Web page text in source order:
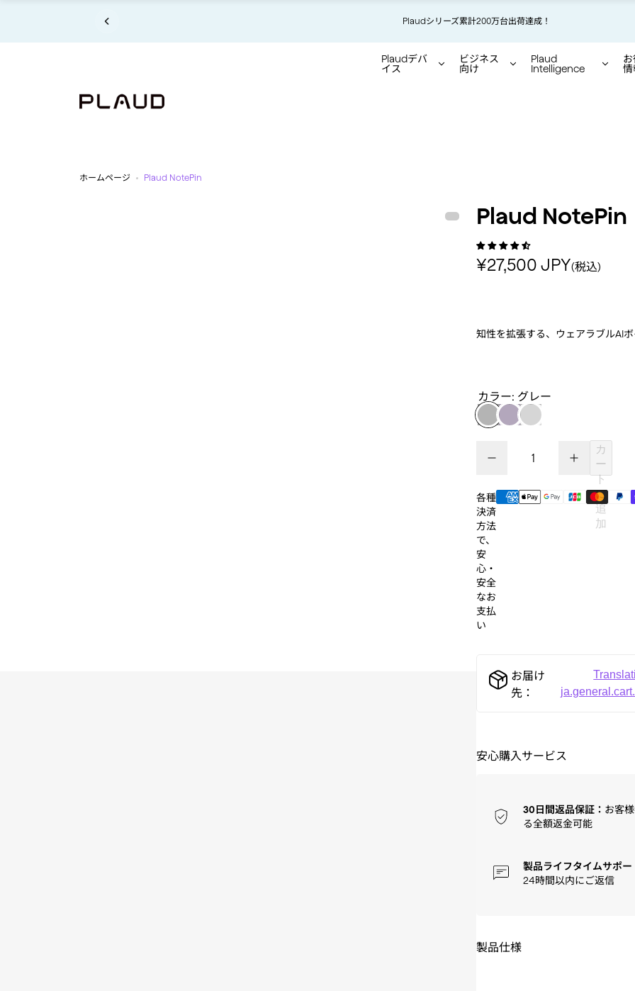
Plaudシリーズ累計200万台出荷達成！
世界をリードするAIボイスレコーダー
【お知らせ】地震の影響により、現在、一部地域でご注文品のお届けに遅延が生じる場合が
Plaudデバ
イス
ビジネス
向け
Plaud
Intelligence
情
ホームページ Plaud NotePin
Plaud NotePin
通常価格
¥27,500 JPY(税込)
知性を拡張する、ウェアラブルAI
カラー: グレー
数量を減らす Plaud NotePin
数量を増やす
カ
ー
ト
に
追
加
各種
決済
方法
で、
安
心・
安全
なお
支払
い
お届け
先：
安心購入サービス
30日間返品保証： お客
る全額返金可能
製品ライフタイムサポー
24時間以内にご返信
製品仕様